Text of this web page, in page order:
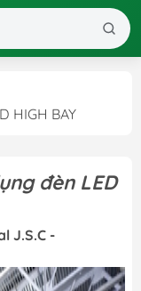
HIGH BAY
đèn LED
J.S.C -